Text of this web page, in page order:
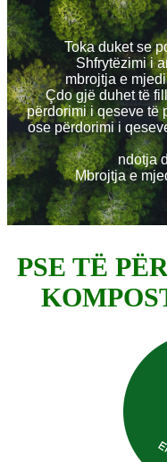
Toka duket se
Shfrytëzimi i
mbrojtja e
Çdo gjë duhet të
përdorimi i qeseve të
ose përdorimi i
ndotja
Mbrojtja e
PSE TË